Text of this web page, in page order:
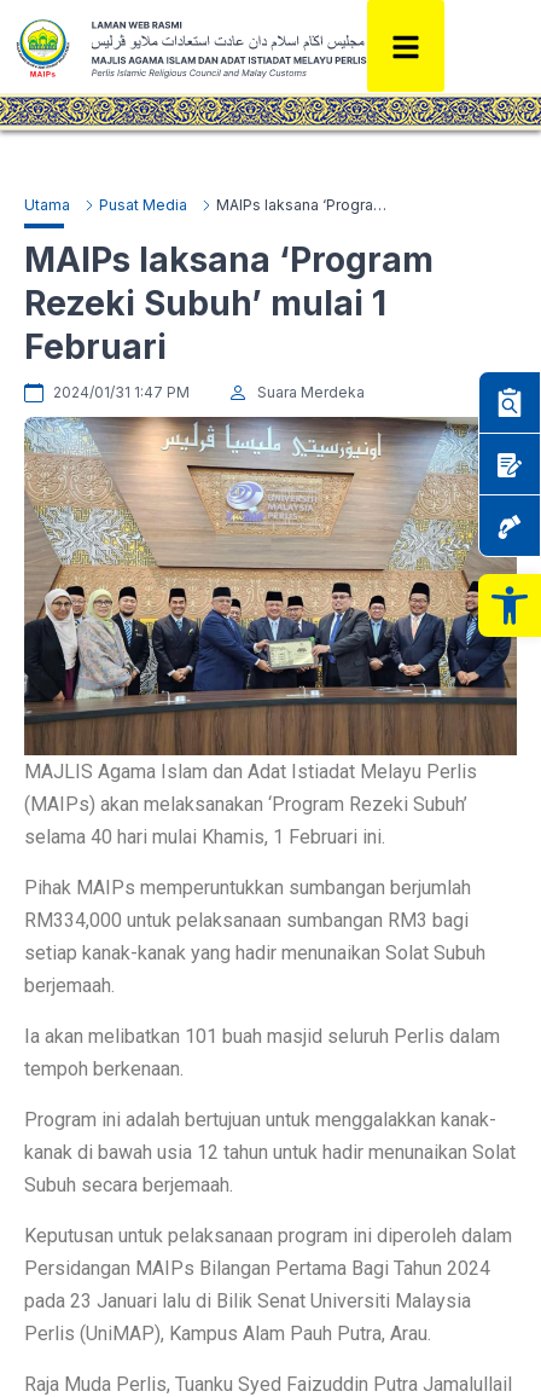
Utama Pusat Media MAIPs laksana ‘Program Rezeki Subuh’ mulai 1 Februari
MAIPs laksana ‘Program
Rezeki Subuh’ mulai 1
Februari
2024/01/31 1:47 PM Suara Merdeka
MAJLIS Agama Islam dan Adat Istiadat Melayu Perlis
(MAIPs) akan melaksanakan ‘Program Rezeki Subuh’
selama 40 hari mulai Khamis, 1 Februari ini.
Pihak MAIPs memperuntukkan sumbangan berjumlah
RM334,000 untuk pelaksanaan sumbangan RM3 bagi
setiap kanak-kanak yang hadir menunaikan Solat Subuh
berjemaah.
Ia akan melibatkan 101 buah masjid seluruh Perlis dalam
tempoh berkenaan.
Program ini adalah bertujuan untuk menggalakkan kanak-
kanak di bawah usia 12 tahun untuk hadir menunaikan Solat
Subuh secara berjemaah.
Keputusan untuk pelaksanaan program ini diperoleh dalam
Persidangan MAIPs Bilangan Pertama Bagi Tahun 2024
pada 23 Januari lalu di Bilik Senat Universiti Malaysia
Perlis (UniMAP), Kampus Alam Pauh Putra, Arau.
Raja Muda Perlis, Tuanku Syed Faizuddin Putra Jamalullail